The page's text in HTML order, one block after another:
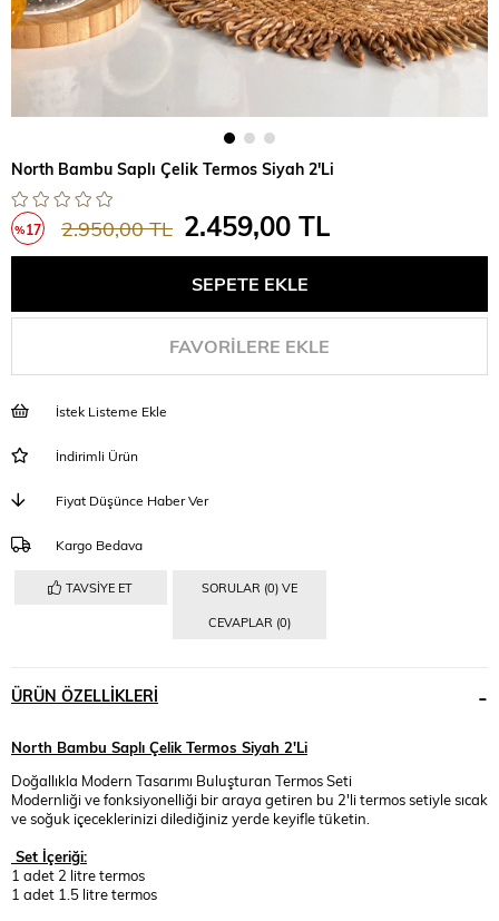
North Bambu Saplı Çelik Termos Siyah 2'Li
%17 2.950,00 TL 2.459,00 TL
FAVORILERE EKLE
İstek Listeme Ekle
İndirimli Ürün
Fiyat Düşünce Haber Ver
Kargo Bedava
TAVSIYE ET SORULAR (0) VE
CEVAPLAR (0)
ÜRÜN ÖZELLIKLERI
North Bambu Saplı Çelik Termos Siyah 2'Li
Doğallıkla Modern Tasarımı Buluşturan Termos Seti
Modernliği ve fonksiyonelliği bir araya getiren bu 2'li termos setiyle sıcak
ve soğuk içeceklerinizi dilediğiniz yerde keyifle tüketin.
Set İçeriği:
1 adet 2 litre termos
1 adet 1.5 litre termos